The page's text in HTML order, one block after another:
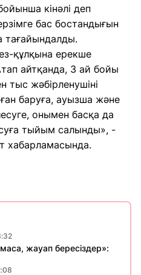
кінәлі деп
бас бостандығын
тағайындалды.
құлқына ерекше
айтқанда, 3 ай бойы
тыс жәбірленушіні
баруға, ауызша және
онымен басқа да
тыйым салынды», -
хабарламасында.
жауап бересіздер»: